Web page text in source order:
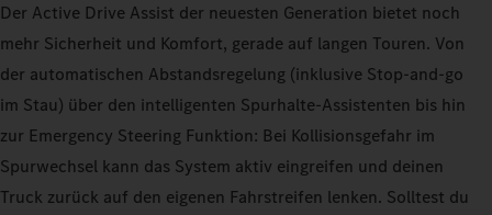
Der Active Drive Assist der neuesten Generation bietet noch
mehr Sicherheit und Komfort, gerade auf langen Touren. Von
der automatischen Abstandsregelung (inklusive Stop-and-go
im Stau) über den intelligenten Spurhalte-Assistenten bis hin
zur Emergency Steering Funktion: Bei Kollisionsgefahr im
Spurwechsel kann das System aktiv eingreifen und deinen
Truck zurück auf den eigenen Fahrstreifen lenken. Solltest du